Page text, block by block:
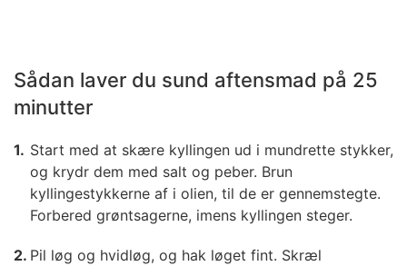
Sådan laver du sund aftensmad på 25
minutter
Start med at skære kyllingen ud i mundrette stykker,
og krydr dem med salt og peber. Brun
kyllingestykkerne af i olien, til de er gennemstegte.
Forbered grøntsagerne, imens kyllingen steger.
Pil løg og hvidløg, og hak løget fint. Skræl